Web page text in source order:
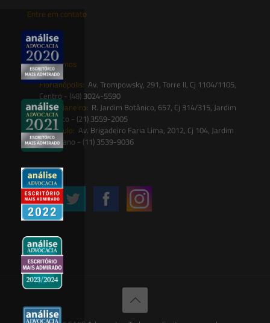
Entre em contato
contato@saesadvogados.com.br
Onde estamos
Florianópolis: Av. Trompowsky, 291, Torre II, Cj 1104/1105,
Centro - (48) 3024-5590
Rio de Janeiro: R. Jardim Botânico, 657, Cj 314/315, Jardim
Botânico - (21) 3559-2005
São Paulo: Av. Brigadeiro Faria Lima, 2012, Cj 104, Jardim
Paulistano - (11) 3539-9036
Siga-nos